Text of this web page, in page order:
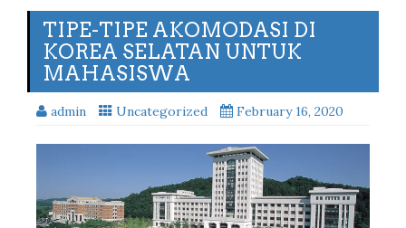
TIPE-TIPE AKOMODASI DI
KOREA SELATAN UNTUK
MAHASISWA
admin Uncategorized February 16, 2020